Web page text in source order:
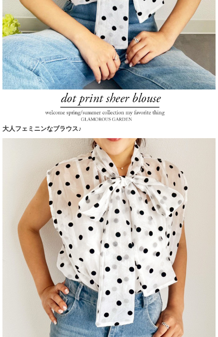
大人フェミニンなブラウス♪